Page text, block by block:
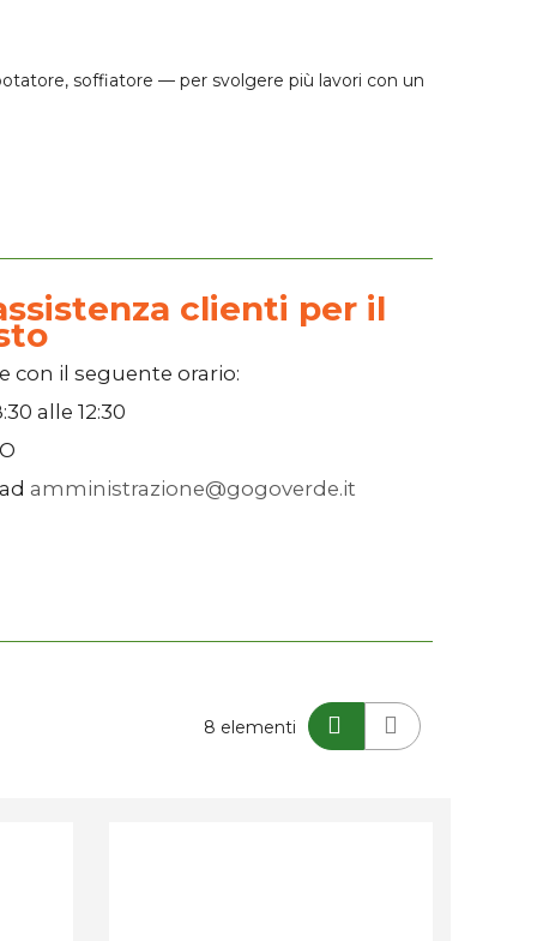
soffiatore — per svolgere più lavori con un
clienti per il
con il seguente orario:
alle 12:30
amministrazione@gogoverde.it
Mostra
come
8 elementi